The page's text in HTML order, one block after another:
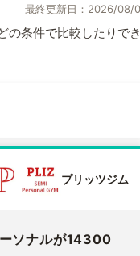
最終更新日：2026/08/
の条件で比較したりで
プリッツジム
ソナルが14300